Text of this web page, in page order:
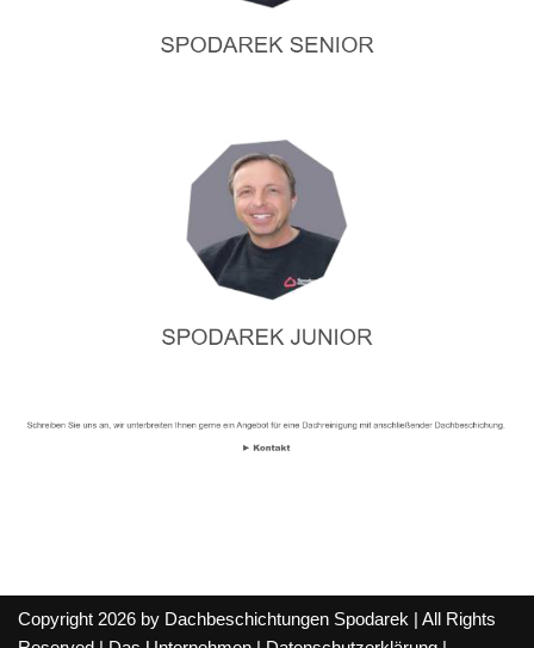
Copyright 2026 by Dachbeschichtungen Spodarek | All Rights